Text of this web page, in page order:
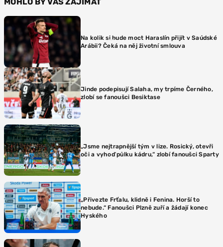
Na kolik si bude moct Haraslín přijít v Saúdské
Arábii? Čeká na něj životní smlouva
Jinde podepisují Salaha, my trpíme Černého,
zlobí se fanoušci Besiktase
„Jsme nejtrapnější tým v lize. Rosický, otevři
oči a vyhoď půlku kádru,“ zlobí fanoušci Sparty
„Přivezte Frťalu, klidně i Fenina. Horší to
nebude.“ Fanoušci Plzně zuří a žádají konec
Hyského